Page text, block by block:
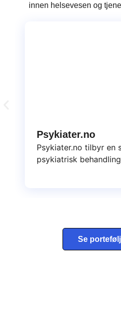
innen helsevesen og
Psykiater.no
Psykiater.no tilbyr en
psykiatrisk
Se